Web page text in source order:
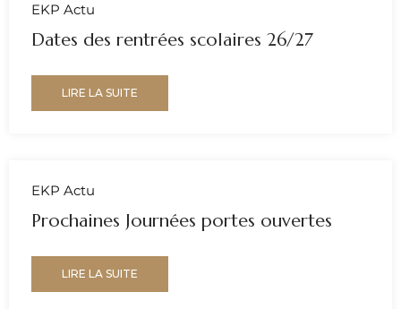
EKP Actu
Dates des rentrées scolaires 26/27
LIRE LA SUITE
EKP Actu
Prochaines Journées portes ouvertes
LIRE LA SUITE